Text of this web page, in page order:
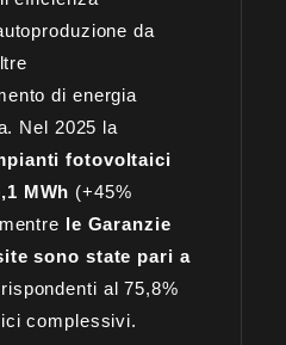
da
di energia
Nel 2025 la
fotovoltaici
MWh (+45%
le Garanzie
sono state pari a
al 75,8%
complessivi.